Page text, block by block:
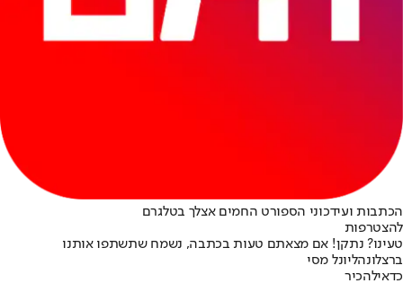
הכתבות ועידכוני הספורט החמים אצלך בטלגרם
להצטרפות
טעינו? נתקן! אם מצאתם טעות בכתבה, נשמח שתשתפו אותנו
ברצלונהליונל מסי
כדאילהכיר